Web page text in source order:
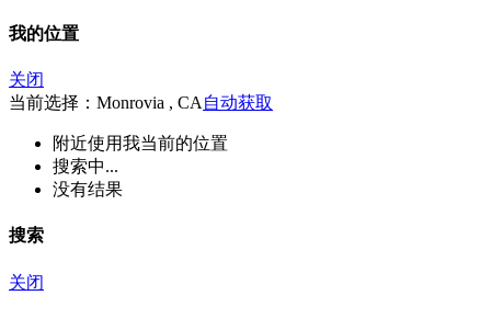
我的位置
关闭
当前选择：Monrovia , CA 自动获取
附近使用我当前的位置
搜索中...
没有结果
搜索
关闭